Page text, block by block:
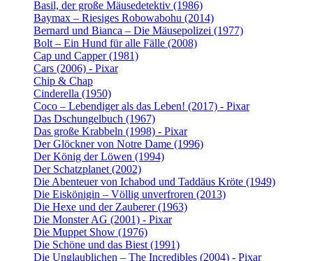
Basil, der große Mäusedetektiv (1986)
Baymax – Riesiges Robowabohu (2014)
Bernard und Bianca – Die Mäusepolizei (1977)
Bolt – Ein Hund für alle Fälle (2008)
Cap und Capper (1981)
Cars (2006) - Pixar
Chip & Chap
Cinderella (1950)
Coco – Lebendiger als das Leben! (2017) - Pixar
Das Dschungelbuch (1967)
Das große Krabbeln (1998) - Pixar
Der Glöckner von Notre Dame (1996)
Der König der Löwen (1994)
Der Schatzplanet (2002)
Die Abenteuer von Ichabod und Taddäus Kröte (1949)
Die Eiskönigin – Völlig unverfroren (2013)
Die Hexe und der Zauberer (1963)
Die Monster AG (2001) - Pixar
Die Muppet Show (1976)
Die Schöne und das Biest (1991)
Die Unglaublichen – The Incredibles (2004) - Pixar